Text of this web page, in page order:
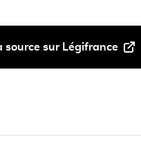
source sur Légifrance